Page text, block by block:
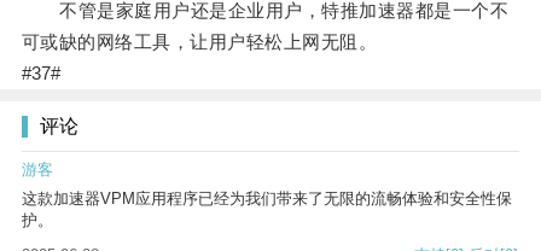
不管是家庭用户还是企业用户，特推加速器都是一个不
可或缺的网络工具，让用户轻松上网无阻。
#37#
评论
游客
这款加速器VPM应用程序已经为我们带来了无限的流畅体验和安全性保
护。